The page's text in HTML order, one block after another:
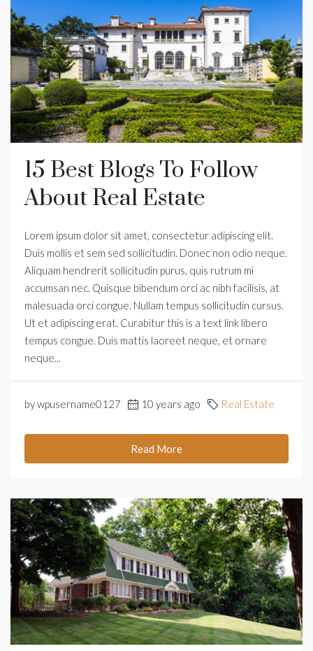
15 Best Blogs To Follow
About Real Estate
Lorem ipsum dolor sit amet, consectetur adipiscing elit.
Duis mollis et sem sed sollicitudin. Donec non odio neque.
Aliquam hendrerit sollicitudin purus, quis rutrum mi
accumsan nec. Quisque bibendum orci ac nibh facilisis, at
malesuada orci congue. Nullam tempus sollicitudin cursus.
Ut et adipiscing erat. Curabitur this is a text link libero
tempus congue. Duis mattis laoreet neque, et ornare
neque...
by wpusername0127 10 years ago Real Estate
Read More